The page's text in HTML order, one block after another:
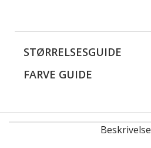
STØRRELSESGUIDE
FARVE GUIDE
Beskrivelse